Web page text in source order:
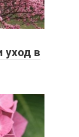
уход в